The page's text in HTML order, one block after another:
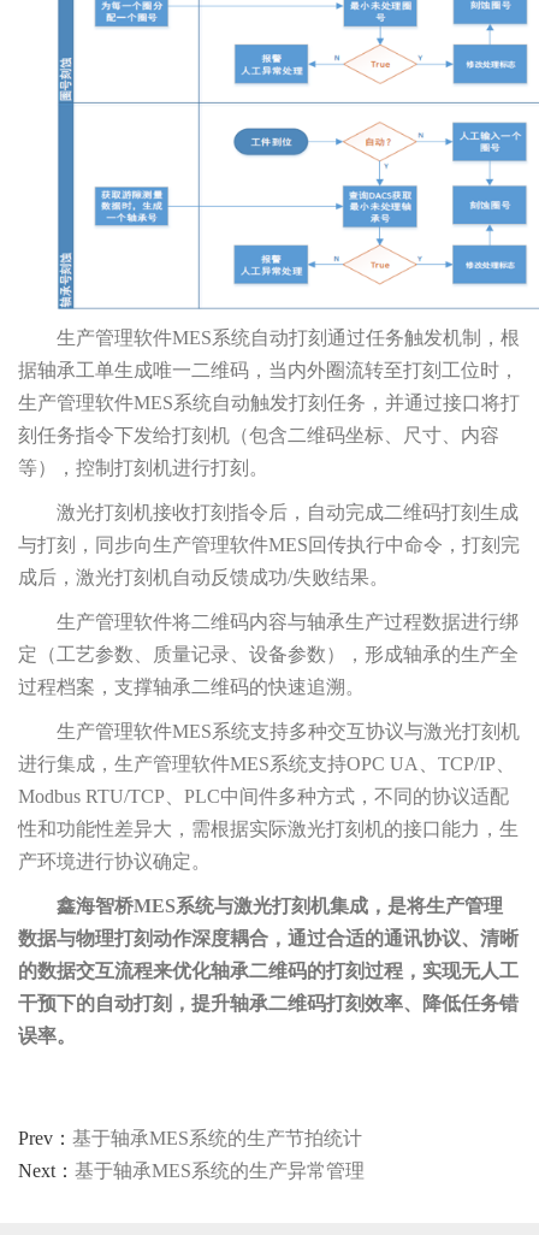
生产管理软件MES系统自动打刻通过任务触发机制，根
据轴承工单生成唯一二维码，当内外圈流转至打刻工位时，
生产管理软件MES系统自动触发打刻任务，并通过接口将打
刻任务指令下发给打刻机（包含二维码坐标、尺寸、内容
等），控制打刻机进行打刻。
激光打刻机接收打刻指令后，自动完成二维码打刻生成
与打刻，同步向生产管理软件MES回传执行中命令，打刻完
成后，激光打刻机自动反馈成功/失败结果。
生产管理软件将二维码内容与轴承生产过程数据进行绑
定（工艺参数、质量记录、设备参数），形成轴承的生产全
过程档案，支撑轴承二维码的快速追溯。
生产管理软件MES系统支持多种交互协议与激光打刻机
进行集成，生产管理软件MES系统支持OPC UA、TCP/IP、
Modbus RTU/TCP、PLC中间件多种方式，不同的协议适配
性和功能性差异大，需根据实际激光打刻机的接口能力，生
产环境进行协议确定。
鑫海智桥MES系统与激光打刻机集成，是将生产管理
数据与物理打刻动作深度耦合，通过合适的通讯协议、清晰
的数据交互流程来优化轴承二维码的打刻过程，实现无人工
干预下的自动打刻，提升轴承二维码打刻效率、降低任务错
误率。
Prev： 基于轴承MES系统的生产节拍统计
Next： 基于轴承MES系统的生产异常管理